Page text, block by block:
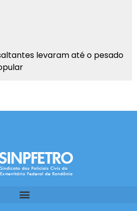
levaram até o pesado